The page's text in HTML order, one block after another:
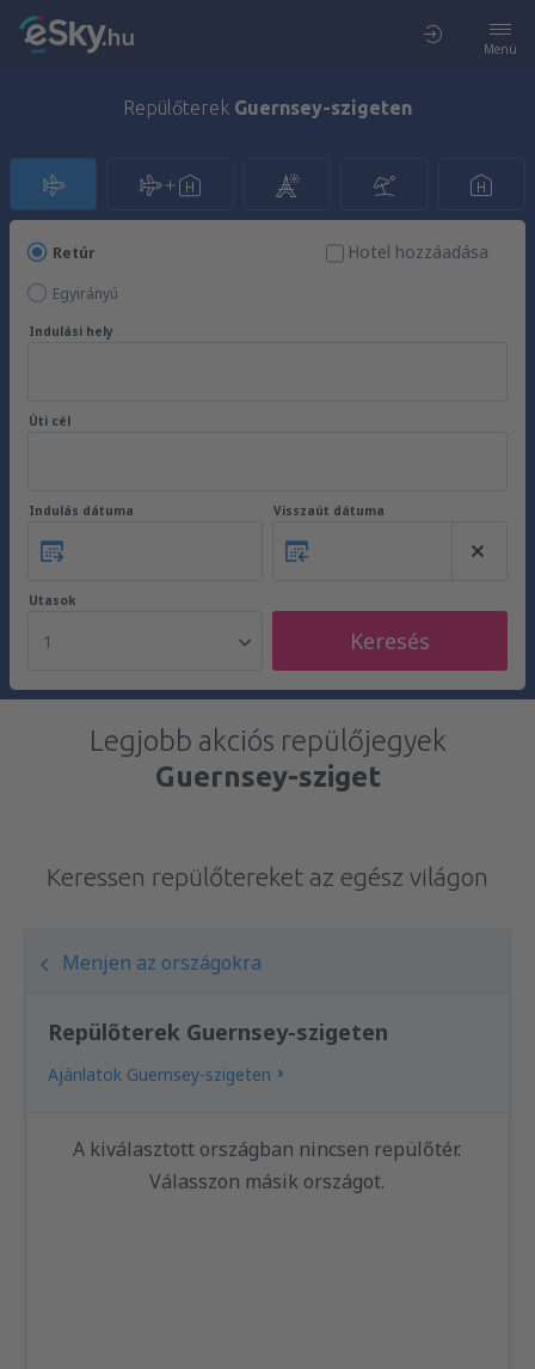
Menü
Repülőterek Guernsey-szigeten
Retúr
Egyirányú
Hotel hozzáadása
Indulási hely
Úti cél
Indulás dátuma Visszaút dátuma
Utasok
1 Keresés
Legjobb akciós repülőjegyek
Guernsey-sziget
Keressen repülőtereket az egész világon
Menjen az országokra
Repülőterek Guernsey-szigeten
Ajánlatok Guernsey-szigeten
A kiválasztott országban nincsen repülőtér.
Válasszon másik országot.